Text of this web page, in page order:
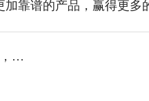
靠谱的产品，赢得更多
二维码防伪标签定制，让您的产品更安全！